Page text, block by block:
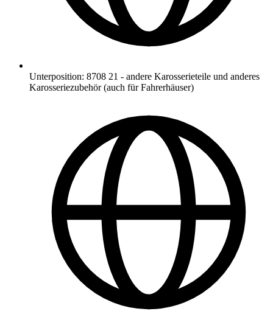
Unterposition: 8708 21 - andere Karosserieteile und anderes
Karosseriezubehör (auch für Fahrerhäuser)